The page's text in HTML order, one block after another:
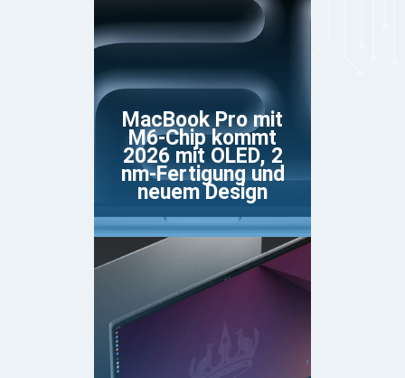
MacBook Pro mit
M6-Chip kommt
2026 mit OLED, 2
nm-Fertigung und
neuem Design